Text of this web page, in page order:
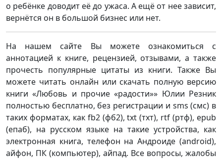
о ребёнке доводит её до ужаса. А ещё от нее зависит,
вернётся он в большой бизнес или нет.
На нашем сайте Вы можете ознакомиться с
аннотацией к книге, рецензией, отзывами, а также
прочесть популярные цитаты из книги. Также Вы
можете читать онлайн или скачать полную версию
книги «Любовь и прочие «радости»» Юлии Резник
полностью бесплатно, без регистрации и sms (смс) в
таких форматах, как fb2 (фб2), txt (тхт), rtf (ртф), epub
(епаб), на русском языке на такие устройства, как
электронная книга, телефон на Андроиде (android),
айфон, ПК (компьютер), айпад. Все вопросы, жалобы